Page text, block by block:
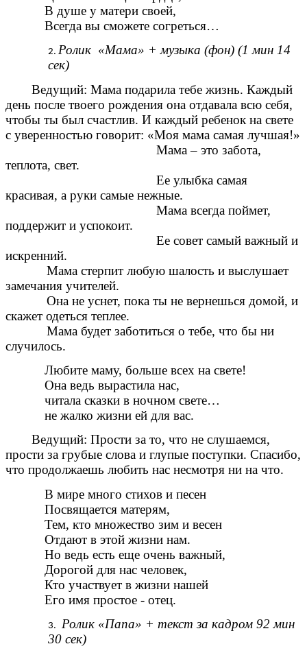
В душе у матери своей,
Всегда вы сможете согреться…
Ролик «Мама» + музыка (фон) (1 мин 14
сек)
Ведущий: Мама подарила тебе жизнь. Каждый
день после твоего рождения она отдавала всю себя,
чтобы ты был счастлив. И каждый ребенок на свете
с уверенностью говорит: «Моя мама самая лучшая!»
Мама – это забота,
теплота, свет.
Ее улыбка самая
красивая, а руки самые нежные.
Мама всегда поймет,
поддержит и успокоит.
Ее совет самый важный и
искренний.
Мама стерпит любую шалость и выслушает
замечания учителей.
Она не уснет, пока ты не вернешься домой, и
скажет одеться теплее.
Мама будет заботиться о тебе, что бы ни
случилось.
Любите маму, больше всех на свете!
Она ведь вырастила нас,
читала сказки в ночном свете…
не жалко жизни ей для вас.
Ведущий: Прости за то, что не слушаемся,
прости за грубые слова и глупые поступки. Спасибо,
что продолжаешь любить нас несмотря ни на что.
В мире много стихов и песен
Посвящается матерям,
Тем, кто множество зим и весен
Отдают в этой жизни нам.
Но ведь есть еще очень важный,
Дорогой для нас человек,
Кто участвует в жизни нашей
Его имя простое - отец.
Ролик «Папа» + текст за кадром 92 мин
30 сек)